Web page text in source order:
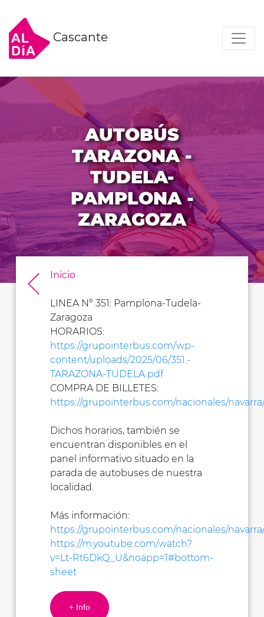
Cascante
AUTOBÚS
TARAZONA -
TUDELA-
PAMPLONA -
ZARAGOZA
Inicio
LINEA Nº 351: Pamplona-Tudela-
Zaragoza
HORARIOS:
https://grupointerbus.com/wp-
content/uploads/2025/06/351.-
TARAZONA-TUDELA.pdf
COMPRA DE BILLETES:
https://grupointerbus.com/nacionales/
Dichos horarios, también se
encuentran disponibles en el
panel informativo situado en la
parada de autobuses de nuestra
localidad.
Más información:
https://grupointerbus.com/nacionales/
https://m.youtube.com/watch?
v=Lt-Rt6DkQ_U&noapp=1#bottom-
sheet
+ Info